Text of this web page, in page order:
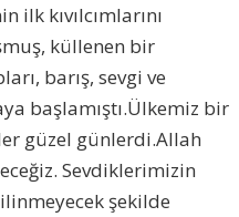
kıvılcımlarını
küllenen bir
barış, sevgi ve
başlamıştı.Ülkemiz bir
güzel günlerdi.Allah
Sevdiklerimizin
şekilde